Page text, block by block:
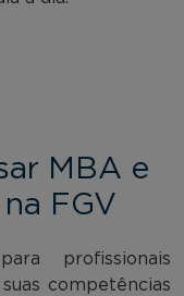
MBA e
FGV
profissionais
competências